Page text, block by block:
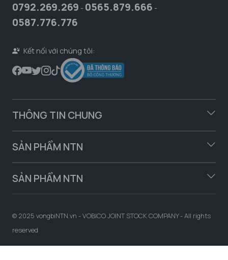
0792.269.269 - 0565.879.666 -
0587.776.776
Kết nối với chúng tôi:
THÔNG TIN CHUNG
SẢN PHẨM NTN
SẢN PHẨM NTN
© 2025 vongbiNTN.vn - VOBICO JOINT STOCK COMPANY - All rights
reserved